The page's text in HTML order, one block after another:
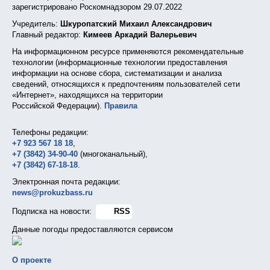
зарегистрировано Роскомнадзором 29.07.2022
Учредитель: Шкуропатский Михаил Александрович
Главный редактор: Кимеев Аркадий Валерьевич
На информационном ресурсе применяются рекомендательные
технологии (информационные технологии предоставления
информации на основе сбора, систематизации и анализа
сведений, относящихся к предпочтениям пользователей сети
«Интернет», находящихся на территории
Российской Федерации). Правила
Телефоны редакции:
+7 923 567 18 18
+7 (3842) 34-90-40 (многоканальный),
+7 (3842) 67-18-18
Электронная почта редакции:
news@prokuzbass.ru
Подписка на новости:
RSS
Данные погоды предоставляются сервисом
О проекте